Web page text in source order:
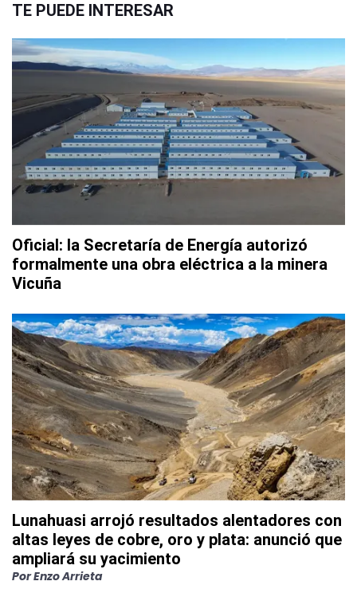
TE PUEDE INTERESAR
Oficial: la Secretaría de Energía autorizó
formalmente una obra eléctrica a la minera
Vicuña
Lunahuasi arrojó resultados alentadores con
altas leyes de cobre, oro y plata: anunció que
ampliará su yacimiento
PorEnzo Arrieta